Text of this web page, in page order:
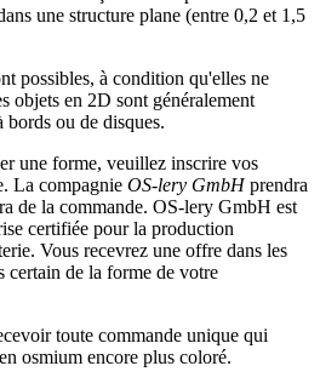
une structure plane (entre 0,2 et 1,5
possibles, à condition qu'elles ne
objets en 2D sont généralement
bords ou de disques.
une forme, veuillez inscrire vos
La compagnie OS-lery GmbHprendra
de la commande. OS-lery GmbH est
certifiée pour la production
Vous recevrez une offre dans les
certain de la forme de votre
toute commande unique qui
osmium encore plus coloré.